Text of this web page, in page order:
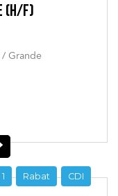
(H/F)
/ Grande
CDI
Rabat